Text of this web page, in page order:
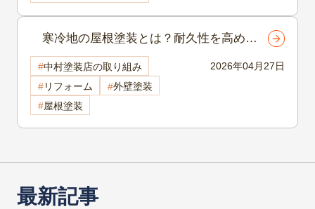
最新記事
2026年04月27日
寒冷地の屋根塗装とは？耐久性を高める
塗料・時期・注意点まとめ 諏訪市 屋根
塗装
中村塗装店の取り組み
リフォーム
外壁塗装
屋根塗装